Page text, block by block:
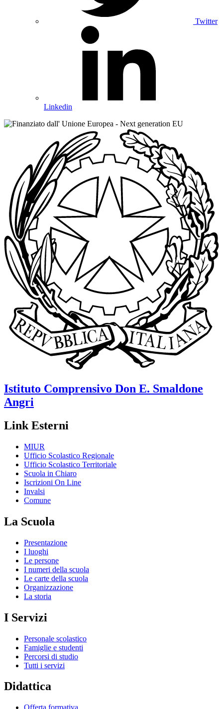
Twitter
Linkedin
Istituto Comprensivo Don E. Smaldone
Angri
Link Esterni
MIUR
Ufficio Scolastico Regionale
Ufficio Scolastico Territoriale
Scuola in Chiaro
Iscrizioni On Line
Invalsi
Comune
La Scuola
Presentazione
I luoghi
Le persone
I numeri della scuola
Le carte della scuola
Organizzazione
La storia
I Servizi
Personale scolastico
Famiglie e studenti
Percorsi di studio
Tutti i servizi
Didattica